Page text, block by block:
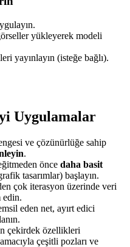
yükleyerek modeli
yayınlayın (isteğe bağlı).
Uygulamalar
ve çözünürlüğe sahip
.
önce daha basit
tasarımlar) başlayın.
çok iterasyon üzerinde veri
edin.
eden net, ayırt edici
çekirdek özellikleri
çeşitli pozları ve